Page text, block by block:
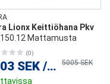
Lionx Keittiöhana Pkv
Mattamusta
(0)
SEK / kpl5005 SEK